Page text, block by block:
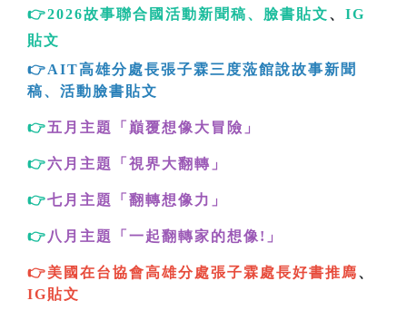
👉2026故事聯合國活動新聞稿、 臉書貼文、 IG
貼文
👉AIT高雄分處長張子霖三度蒞館說故事新聞
稿、 活動臉書貼文
👉五月主題「巔覆想像大冒險 」
👉六月主題「視界大翻轉 」
👉七月主題「翻轉想像力 」
👉 八月主題「一起翻轉家的想像! 」
👉美國在台協會高雄分處張子霖處長好書推廌、
IG貼文